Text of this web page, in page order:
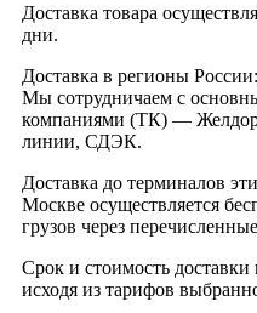
Доставка товара
дни.
Доставка в регионы России:
Мы сотрудничаем с
компаниями (ТК) —
линии, СДЭК.
Доставка до терминалов
Москве осуществляется
грузов через
Срок и стоимость доставки
исходя из тарифов